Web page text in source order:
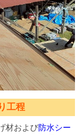
工程
材および防水シー